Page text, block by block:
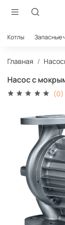
Котлы Запасные
Главная
Насос с
(0)